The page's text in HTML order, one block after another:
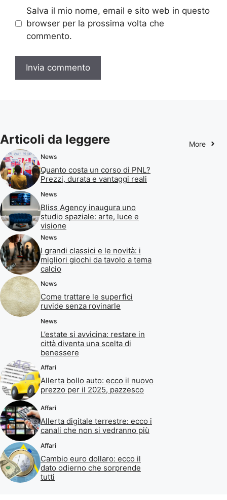
Salva il mio nome, email e sito web in questo
browser per la prossima volta che
commento.
Articoli da leggere More
News
Quanto costa un corso di PNL?
Prezzi, durata e vantaggi reali
News
Bliss Agency inaugura uno
studio spaziale: arte, luce e
visione
News
I grandi classici e le novità: i
migliori giochi da tavolo a tema
calcio
News
Come trattare le superfici
ruvide senza rovinarle
News
L’estate si avvicina: restare in
città diventa una scelta di
benessere
Affari
Allerta bollo auto: ecco il nuovo
prezzo per il 2025, pazzesco
Affari
Allerta digitale terrestre: ecco i
canali che non si vedranno più
Affari
Cambio euro dollaro: ecco il
dato odierno che sorprende
tutti